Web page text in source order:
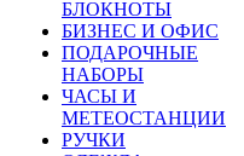
БЛОКНОТЫ
БИЗНЕС И ОФИС
ПОДАРОЧНЫЕ
НАБОРЫ
ЧАСЫ И
МЕТЕОСТАНЦИИ
РУЧКИ